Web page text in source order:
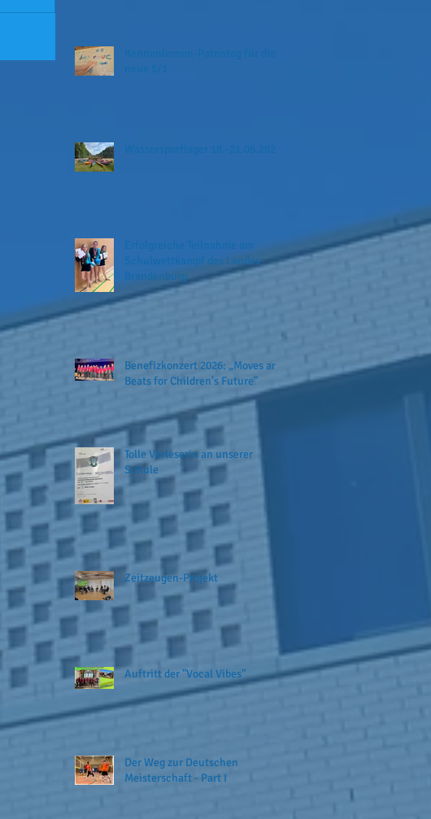
Erfolgreiche Teilnahme am
Schulwettkampf des Landes
Brandenburg
Benefizkonzert 2026: „Moves and
Beats for Children’s Future"
Tolle Vorleserin an unserer
Schule
Zeitzeugen-Projekt
Auftritt der "Vocal Vibes"
Der Weg zur Deutschen
Meisterschaft - Part I